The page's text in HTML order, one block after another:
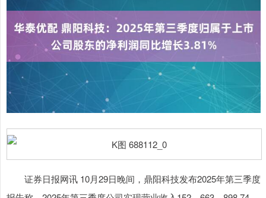
证券日报网讯 10月29日晚间，鼎阳科技发布2025年第三季度